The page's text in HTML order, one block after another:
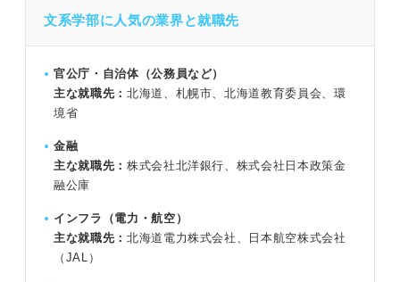
文系学部に人気の業界と就職先
官公庁・自治体（公務員など）
主な就職先： 北海道、札幌市、北海道教育委員会、環
境省
金融
主な就職先： 株式会社北洋銀行、株式会社日本政策金
融公庫
インフラ（電力・航空）
主な就職先： 北海道電力株式会社、日本航空株式会社
（JAL）